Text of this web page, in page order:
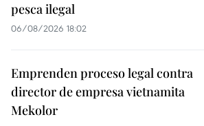
pesca ilegal
06/08/2026 18:02
Emprenden proceso legal contra
director de empresa vietnamita
Mekolor